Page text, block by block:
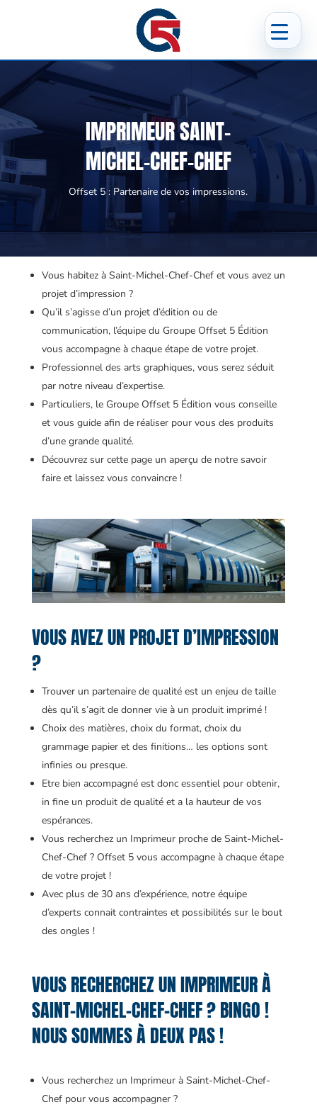
IMPRIMEUR SAINT-
MICHEL-CHEF-CHEF
Offset 5 : Partenaire de vos impressions.
Vous habitez à Saint-Michel-Chef-Chef et vous avez un
projet d’impression ?
Qu’il s’agisse d’un projet d’édition ou de
communication, l’équipe du Groupe Offset 5 Édition
vous accompagne à chaque étape de votre projet.
Professionnel des arts graphiques, vous serez séduit
par notre niveau d’expertise.
Particuliers, le Groupe Offset 5 Édition vous conseille
et vous guide afin de réaliser pour vous des produits
d’une grande qualité.
Découvrez sur cette page un aperçu de notre savoir
faire et laissez vous convaincre !
VOUS AVEZ UN PROJET D’IMPRESSION
?
Trouver un partenaire de qualité est un enjeu de taille
dès qu’il s’agit de donner vie à un produit imprimé !
Choix des matières, choix du format, choix du
grammage papier et des finitions… les options sont
infinies ou presque.
Etre bien accompagné est donc essentiel pour obtenir,
in fine un produit de qualité et a la hauteur de vos
espérances.
Vous recherchez un Imprimeur proche de Saint-Michel-
Chef-Chef ? Offset 5 vous accompagne à chaque étape
de votre projet !
Avec plus de 30 ans d’expérience, notre équipe
d’experts connait contraintes et possibilités sur le bout
des ongles !
VOUS RECHERCHEZ UN IMPRIMEUR À
SAINT-MICHEL-CHEF-CHEF ? BINGO !
NOUS SOMMES À DEUX PAS !
Vous recherchez un Imprimeur à Saint-Michel-Chef-
Chef pour vous accompagner ?